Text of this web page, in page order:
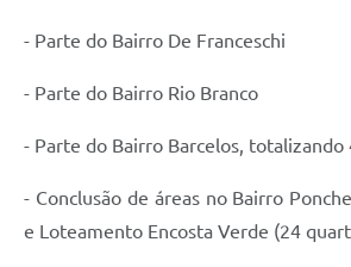
- Parte do Bairro De Franceschi
- Parte do Bairro Rio Branco
- Parte do Bairro Barcelos,
- Conclusão de áreas no Bairro
e Loteamento Encosta Verde (24